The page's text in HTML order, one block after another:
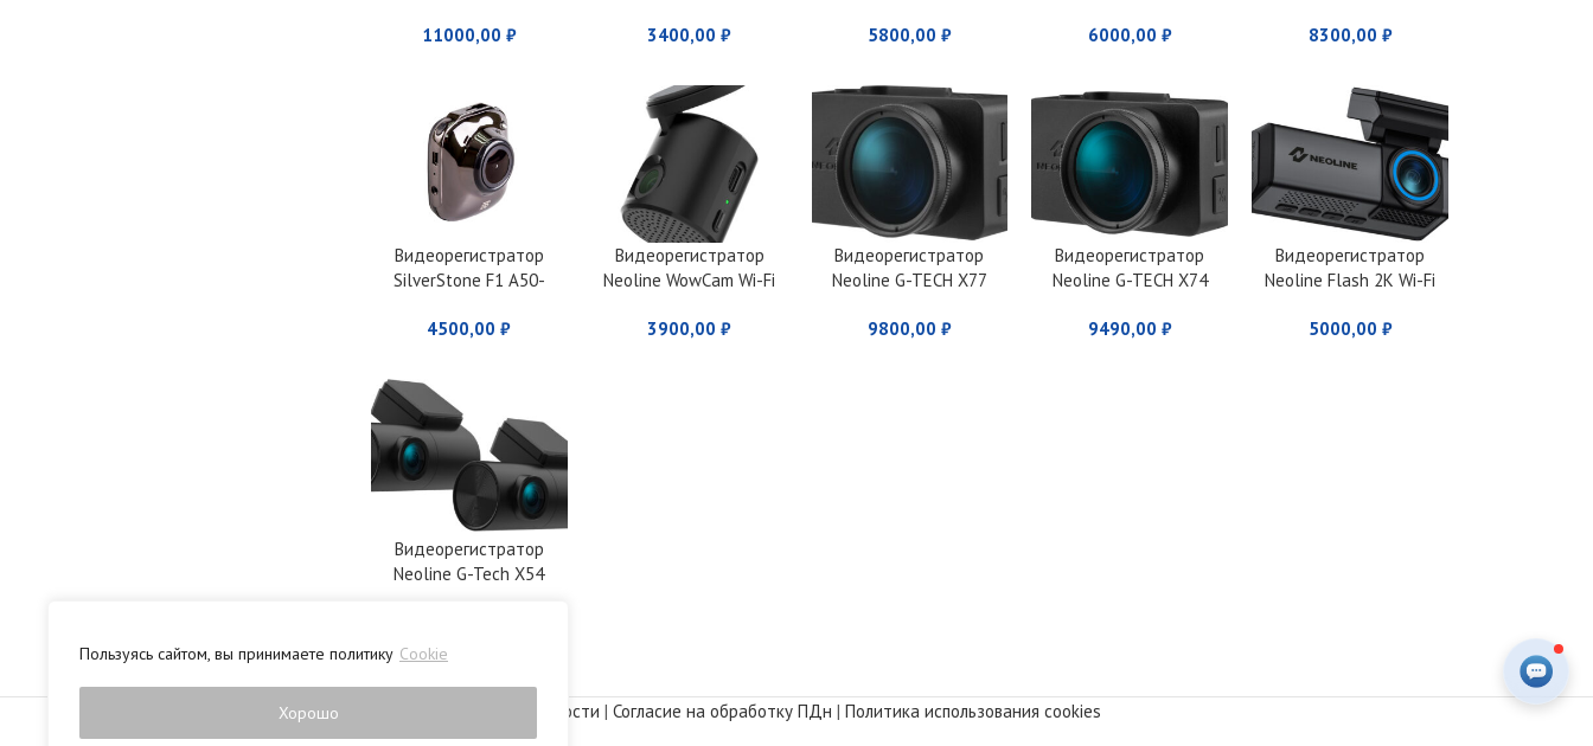
Пользуясь сайтом, вы принимаете политику Cookie
Хорошо
11000,00 ₽
3400,00₽
5800,00 ₽
6000,00 ₽
8300,00 ₽
Видеорегистратор
SilverStone F1 A50-
4500,00₽
Видеорегистратор
Neoline WowCam Wi-Fi
3900,00₽
Видеорегистратор
Neoline G-TECH X77
9800,00 ₽
Видеорегистратор
Neoline G-TECH X74
9490,00 ₽
Видеорегистратор
Neoline Flash 2K Wi-Fi
камерами
5000,00 ₽
Видеорегистратор
Neoline G-Tech X54
Политика конфиденциальности | Согласие на обработку ПДн | Политика использования cookies